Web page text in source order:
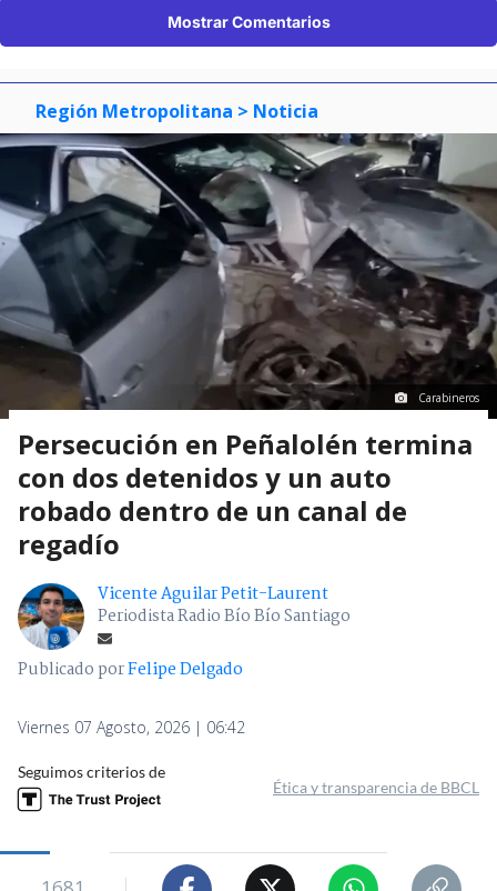
Mostrar Comentarios
Región Metropolitana > Noticia
Carabineros
Persecución en Peñalolén termina
con dos detenidos y un auto
robado dentro de un canal de
regadío
Vicente Aguilar Petit-Laurent
Periodista Radio Bío Bío Santiago
Publicado porFelipe Delgado
Viernes 07 Agosto, 2026 | 06:42
Seguimos criterios de
Ética y transparencia de BBCL